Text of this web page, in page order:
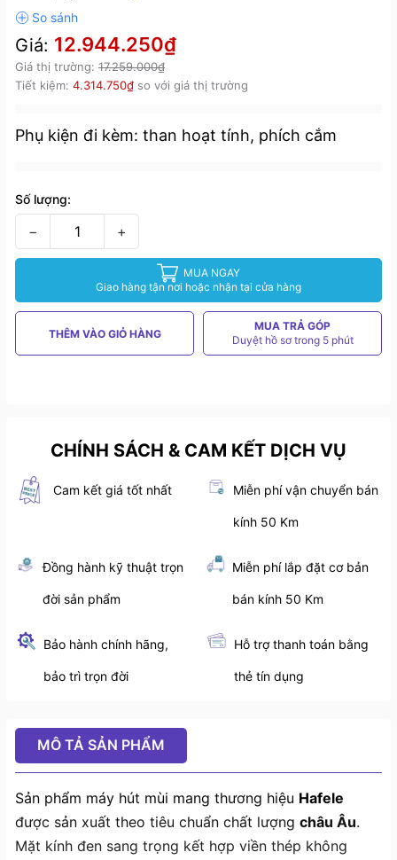
Giá: 12.944.250₫
Giá thị trường: 17.259.000₫
Tiết kiệm: 4.314.750₫ so với giá thị trường
Phụ kiện đi kèm: than hoạt tính, phích cắm
Số lượng:
− +
MUA NGAY
Giao hàng tận nơi hoặc nhận tại cửa hàng
THÊM VÀO GIỎ HÀNG
MUA TRẢ GÓP
Duyệt hồ sơ trong 5 phút
CHÍNH SÁCH & CAM KẾT DỊCH VỤ
Cam kết giá tốt nhất Miễn phí vận chuyển bán
kính 50 Km
Đồng hành kỹ thuật trọn
đời sản phẩm
Miễn phí lắp đặt cơ bản
bán kính 50 Km
Bảo hành chính hãng,
bảo trì trọn đời
Hỗ trợ thanh toán bằng
thẻ tín dụng
MÔ TẢ SẢN PHẨM
Sản phẩm máy hút mùi mang thương hiệu Hafele
được sản xuất theo tiêu chuẩn chất lượng châu Âu.
Mặt kính đen sang trọng kết hợp viền thép không